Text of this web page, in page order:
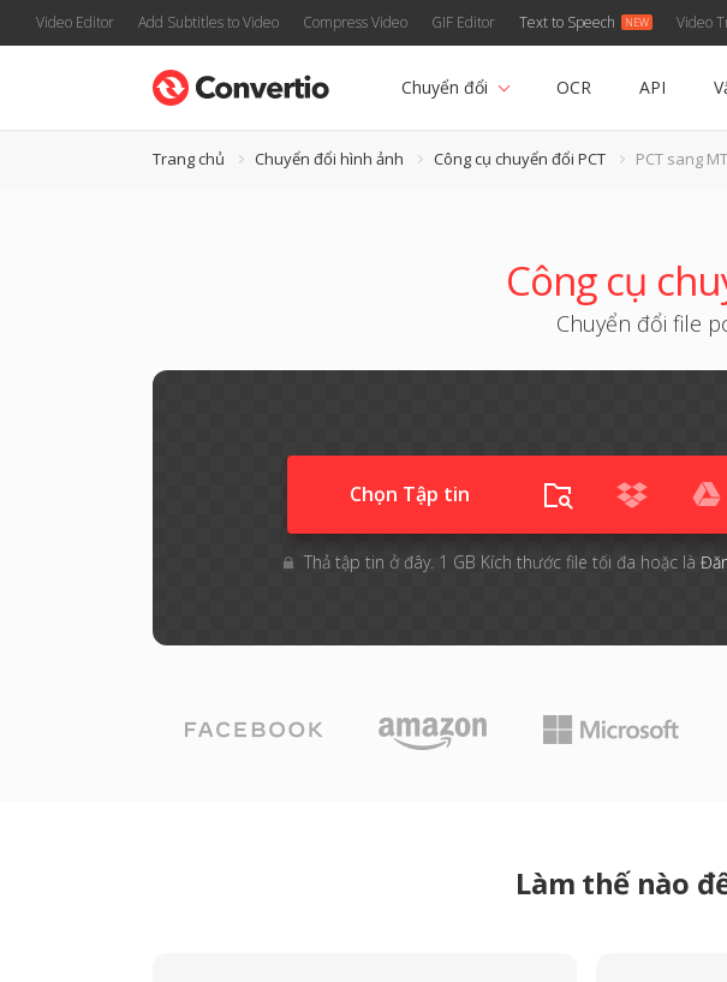
Video Editor Add Subtitles to Video Compress Video GIF Editor Text to Speech Video
Chuyển đổi OCR API
Trang chủ Chuyển đổi hình ảnh Công cụ chuyển đổi PCT PCT sang
Công cụ
Chuyển đổi file
Chọn Tập tin
Thả tập tin ở đây. 1 GB Kích thước file tối đa hoặc là
Làm thế nào